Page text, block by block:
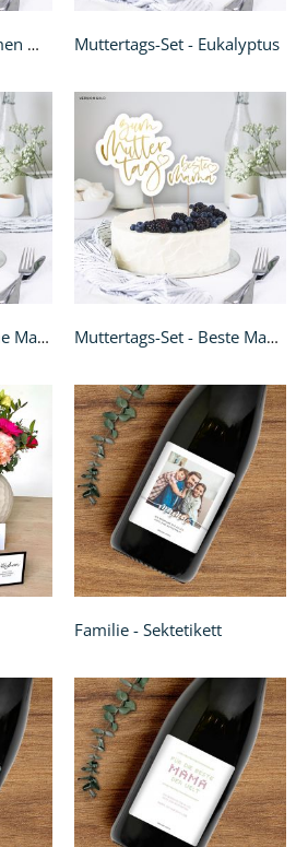
Muttertags-Set - Blumen mint Muttertags-Set - Eukalyptus
Muttertags-Set - Meine Mama Muttertags-Set - Beste Mama
Familie - Sektetikett